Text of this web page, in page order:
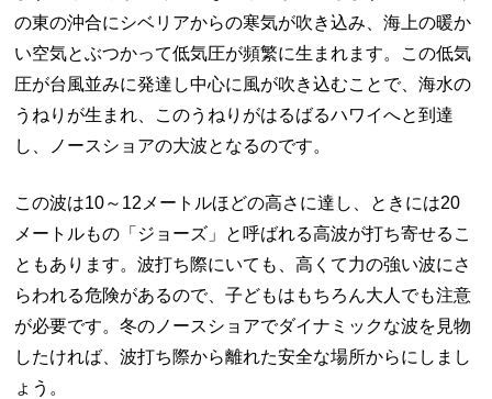
の東の沖合にシベリアからの寒気が吹き込み、海上の暖か
い空気とぶつかって低気圧が頻繁に生まれます。この低気
圧が台風並みに発達し中心に風が吹き込むことで、海水の
うねりが生まれ、このうねりがはるばるハワイへと到達
し、ノースショアの大波となるのです。
この波は10～12メートルほどの高さに達し、ときには20
メートルもの「ジョーズ」と呼ばれる高波が打ち寄せるこ
ともあります。波打ち際にいても、高くて力の強い波にさ
らわれる危険があるので、子どもはもちろん大人でも注意
が必要です。冬のノースショアでダイナミックな波を見物
したければ、波打ち際から離れた安全な場所からにしまし
ょう。